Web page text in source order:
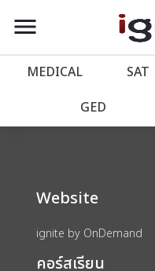
account_balance หน้าแรก
เว็บไซต์อิกไนท์
import_contacts วางแผนการเรี
account_circle เข้าสู่ระบบ
menu
MEDICAL SAT
GED
We could not
Website
ignite by OnDemand
คอร์สเรียน